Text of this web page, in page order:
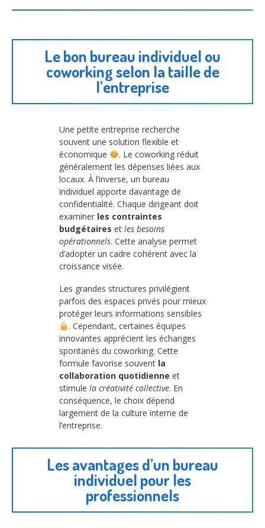
Le bon bureau individuel ou
coworking selon la taille de
l’entreprise
Une petite entreprise recherche
souvent une solution flexible et
économique
. Le coworking réduit
généralement les dépenses liées aux
locaux. À l’inverse, un bureau
individuel apporte davantage de
confidentialité. Chaque dirigeant doit
examiner les contraintes
budgétaires et les besoins
opérationnels. Cette analyse permet
d’adopter un cadre cohérent avec la
croissance visée.
Les grandes structures privilégient
parfois des espaces privés pour mieux
protéger leurs informations sensibles
. Cependant, certaines équipes
innovantes apprécient les échanges
spontanés du coworking. Cette
formule favorise souvent la
collaboration quotidienne et
stimule la créativité collective. En
conséquence, le choix dépend
largement de la culture interne de
l’entreprise.
Les avantages d’un bureau
individuel pour les
professionnels